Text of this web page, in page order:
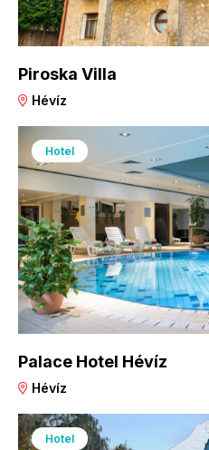
Piroska Villa
Hévíz
Hotel
Palace Hotel Hévíz
Hévíz
Hotel